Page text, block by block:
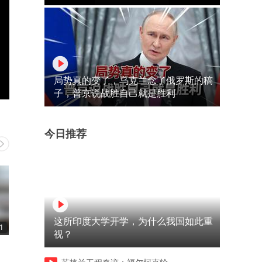
00:16
揭秘巴铁是如何固定锄头的罕
弹弓差距有多大？老外自制
局势真的变了，乌克兰念了俄罗斯的稿
子，普京说战胜自己就是胜利
今日推荐
这所印度大学开学，为什么我国如此重
视？